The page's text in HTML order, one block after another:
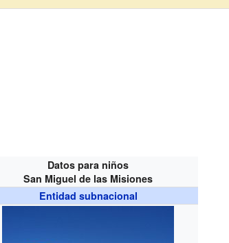
Datos para niños
San Miguel de las Misiones
Entidad subnacional